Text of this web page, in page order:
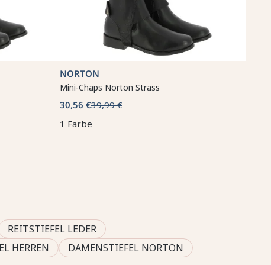
NORTON
Mini-Chaps Norton Strass
30,56 €39,99 €
1 Farbe
REITSTIEFEL LEDER
HERREN DAMENSTIEFEL NORTON